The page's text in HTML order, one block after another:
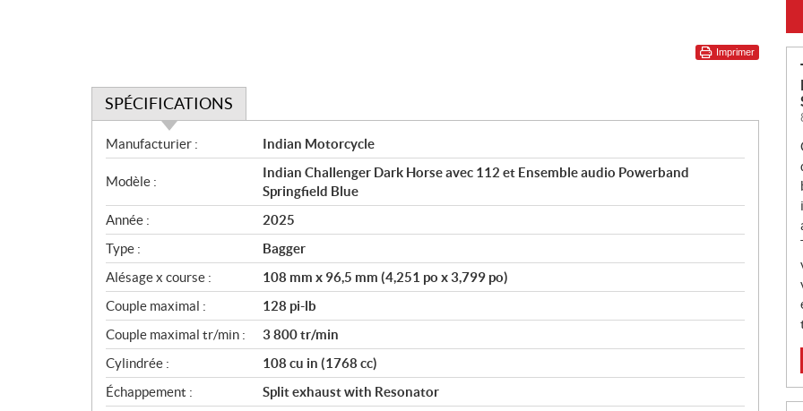
Imprimer
SPÉCIFICATIONS
S
p
é
c
i
f
i
c
a
t
i
o
n
s
Manufacturier : Indian Motorcycle
Modèle :
Indian Challenger Dark Horse avec 112 et Ensemble audio Powerband
Springfield Blue
Année :
2025
Type :
Bagger
Alésage x course :
108 mm x 96,5 mm (4,251 po x 3,799 po)
Couple maximal :
128 pi-lb
Couple maximal tr/min :
3 800 tr/min
Cylindrée :
108 cu in (1768 cc)
Échappement :
Split exhaust with Resonator